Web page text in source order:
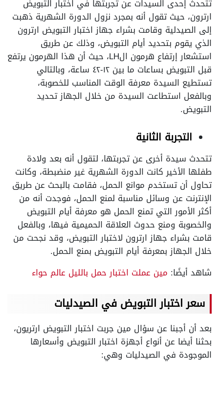
تتحدث إحدى السيدات عن تجربتها في اختبار التبويض
ارترون، حيث تقول أنه بمجرد نزول الدورة الشهرية ذهبت
إلى الصيدلية وقامت بشراء جهاز اختبار التبويض ارترون
الذي يقوم بتحديد أيام التبويض، وذلك عن طريق
استشعار إرتفاع هرمون الLH، حيث أن هذا الهرمون يرتفع
قبل التبويض بساعات ما بين ١٢-٤٢ ساعة، وبالتالي
تستطيع السيدة معرفة الوقت المناسب للخصوبة،
وبالفعل استطاعت السيدة من خلال الجهاز تحديد
التبويض.
التجربة الثانية
تتحدث سيدة أخرى عن تجربتها، لتقول أنه بعد ولادة
طفلها الأخير كانت الدورة الشهرية غير منضبطة، وكانت
تحاول أن تستخدم موانع الحمل، فقامت بالبحث عن طريق
الإنترنت عن وسائل مناسبة لمنع الحمل، فوجدت أنه من
أكثر الأمور التي تمنع الحمل هو معرفة أيام التبويض
والخصوبة ومنع حدوث العلاقة الحميمية فيها، وبالفعل
قامت بشراء جهاز ارترون لاختبار التبويض، وقد نجحت من
خلال الجهاز بمعرفة أيام التبويض بمنع الحمل.
شاهد أيضًا: مين عملت اختبار حمل بالليل عالم حواء
سعر اختبار التبويض في الصيدليات
بعد أن أجبنا عن سؤال مين جربت اختبار التبويض ارتريون،
بحثنا أيضا عن أنواع أجهزة اختبار التبويض وأسعارها
الموجودة في الصيدليات وهي: